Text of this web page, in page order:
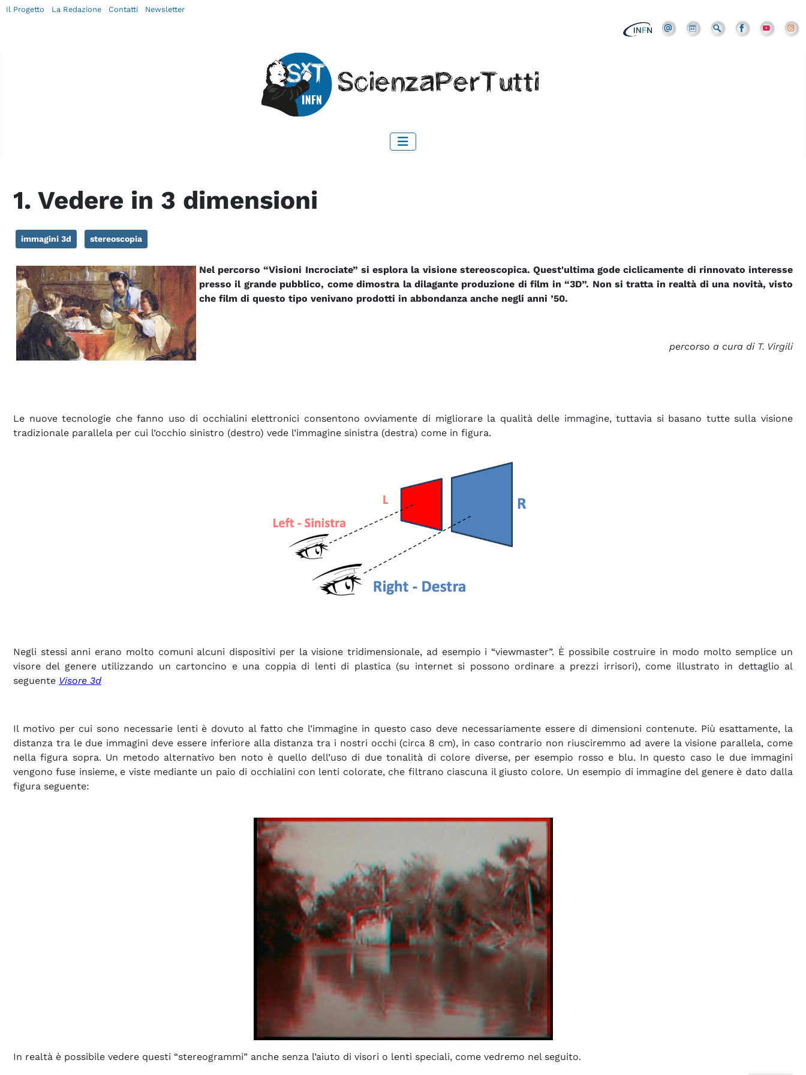
Il Progetto La Redazione Contatti Newsletter
1. Vedere in 3 dimensioni
immagini 3d stereoscopia
Nel percorso “Visioni Incrociate” si esplora la visione stereoscopica. Quest'ultima gode ciclicamente di rinnovato interesse
presso il grande pubblico, come dimostra la dilagante produzione di film in “3D”. Non si tratta in realtà di una novità, visto
che film di questo tipo venivano prodotti in abbondanza anche negli anni ’50.
percorso a cura di T. Virgili
Le nuove tecnologie che fanno uso di occhialini elettronici consentono ovviamente di migliorare la qualità delle immagine, tuttavia si basano tutte sulla visione
tradizionale parallela per cui l’occhio sinistro (destro) vede l’immagine sinistra (destra) come in figura.
Negli stessi anni erano molto comuni alcuni dispositivi per la visione tridimensionale, ad esempio i “viewmaster”. È possibile costruire in modo molto semplice un
visore del genere utilizzando un cartoncino e una coppia di lenti di plastica (su internet si possono ordinare a prezzi irrisori), come illustrato in dettaglio al
seguente Visore 3d
Il motivo per cui sono necessarie lenti è dovuto al fatto che l’immagine in questo caso deve necessariamente essere di dimensioni contenute. Più esattamente, la
distanza tra le due immagini deve essere inferiore alla distanza tra i nostri occhi (circa 8 cm), in caso contrario non riusciremmo ad avere la visione parallela, come
nella figura sopra. Un metodo alternativo ben noto è quello dell’uso di due tonalità di colore diverse, per esempio rosso e blu. In questo caso le due immagini
vengono fuse insieme, e viste mediante un paio di occhialini con lenti colorate, che filtrano ciascuna il giusto colore. Un esempio di immagine del genere è dato dalla
figura seguente:
In realtà è possibile vedere questi “stereogrammi” anche senza l’aiuto di visori o lenti speciali, come vedremo nel seguito.